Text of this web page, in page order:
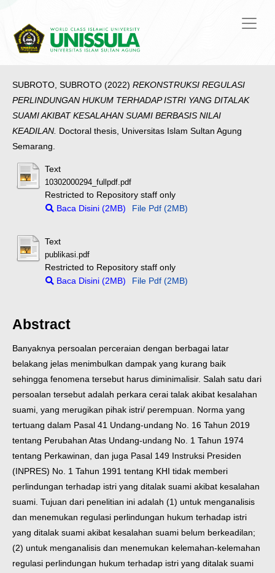
SUBROTO, SUBROTO (2022) REKONSTRUKSI REGULASI
PERLINDUNGAN HUKUM TERHADAP ISTRI YANG DITALAK
SUAMI AKIBAT KESALAHAN SUAMI BERBASIS NILAI
KEADILAN. Doctoral thesis, Universitas Islam Sultan Agung
Semarang.
Text
10302000294_fullpdf.pdf
Restricted to Repository staff only
Baca Disini (2MB)
File Pdf (2MB)
Text
publikasi.pdf
Restricted to Repository staff only
Baca Disini (2MB)
File Pdf (2MB)
Abstract
Banyaknya persoalan perceraian dengan berbagai latar
belakang jelas menimbulkan dampak yang kurang baik
sehingga fenomena tersebut harus diminimalisir. Salah satu dari
persoalan tersebut adalah perkara cerai talak akibat kesalahan
suami, yang merugikan pihak istri/ perempuan. Norma yang
tertuang dalam Pasal 41 Undang-undang No. 16 Tahun 2019
tentang Perubahan Atas Undang-undang No. 1 Tahun 1974
tentang Perkawinan, dan juga Pasal 149 Instruksi Presiden
(INPRES) No. 1 Tahun 1991 tentang KHI tidak memberi
perlindungan terhadap istri yang ditalak suami akibat kesalahan
suami. Tujuan dari penelitian ini adalah (1) untuk menganalisis
dan menemukan regulasi perlindungan hukum terhadap istri
yang ditalak suami akibat kesalahan suami belum berkeadilan;
(2) untuk menganalisis dan menemukan kelemahan-kelemahan
regulasi perlindungan hukum terhadap istri yang ditalak suami